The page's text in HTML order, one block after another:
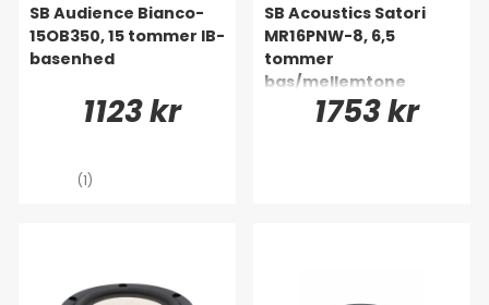
SB Audience Bianco-
15OB350, 15 tommer IB-
basenhed
1123 kr
(1)
SB Acoustics Satori
MR16PNW-8, 6,5
tommer
bas/mellemtone
1753 kr